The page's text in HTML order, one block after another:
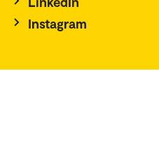
Instagram